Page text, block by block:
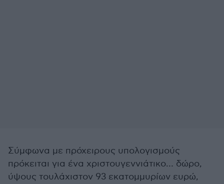
Σύμφωνα με πρόχειρους υπολογισμούς
πρόκειται για ένα χριστουγεννιάτικο… δώρο,
ύψους τουλάχιστον 93 εκατομμυρίων ευρώ,